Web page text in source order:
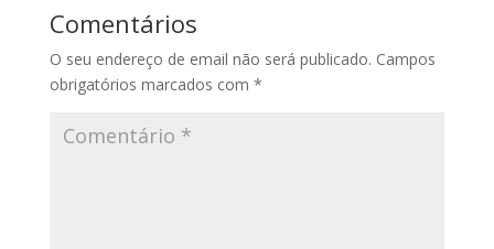
Comentários
O seu endereço de email não será publicado. Campos
obrigatórios marcados com *